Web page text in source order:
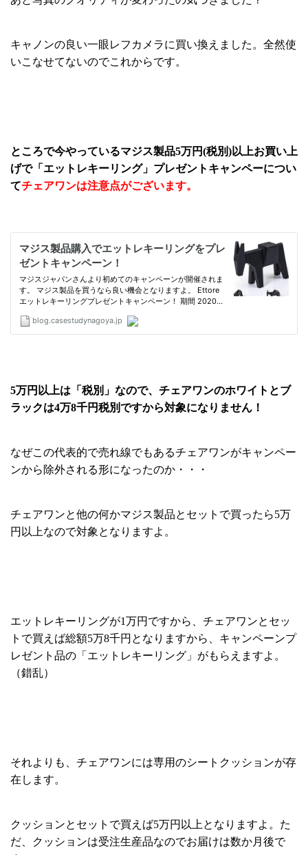
キャノンの良い一眼レフカメラに買い換えました。全然使
いこなせてないのでこれからです。
ところで今やっているマジス製品5万円(税別)以上お買い上
げで「エットレキーリング」プレゼントキャンペーについ
てチェアワンは注意点がございます。
5万円以上は「税別」なので、チェアワンのホワイトとブ
ラックは4万8千円税別ですから対象になりません！
なぜこの代表的で売れ線でもあるチェアワンがキャンペー
ンから除外される形になったのか・・・
チェアワンと他の何かマジス製品とセットで買ったら5万
円以上なので対象となりますよ。
エットレキーリングが1万円ですから、チェアワンとセッ
トで買えば総額5万8千円となりますから、キャンペーンプ
レゼント品の「エットレキーリング」がもらえますよ。
（錯乱）
それよりも、チェアワンには専用のシートクッションが存
在します。
クッションとセットで買えば5万円以上となりますよ。た
だ、クッションは受注生産品なのでお届けは数か月後で